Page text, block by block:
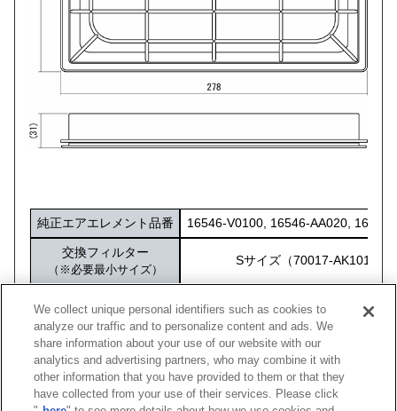
純正エアエレメント品番 16546-V0100, 16546-AA020, 16546-
交換フィルター
（※必要最小サイズ）
Sサイズ（70017-AK101）
車種 型式 エンジン 年式 純正品番
We collect unique personal identifiers such as cookies to
analyze our traffic and to personalize content and ads. We
share information about your use of our website with our
analytics and advertising partners, who may combine it with
other information that you have provided to them or that they
have collected from your use of their services. Please click